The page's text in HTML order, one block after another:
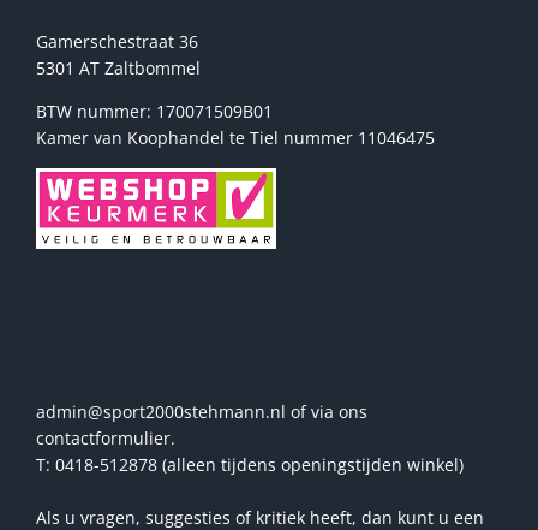
Gamerschestraat 36
5301 AT Zaltbommel
BTW nummer: 170071509B01
Kamer van Koophandel te Tiel nummer 11046475
admin@sport2000stehmann.nl of via ons
contactformulier.
T: 0418-512878 (alleen tijdens openingstijden winkel)
Als u vragen, suggesties of kritiek heeft, dan kunt u een